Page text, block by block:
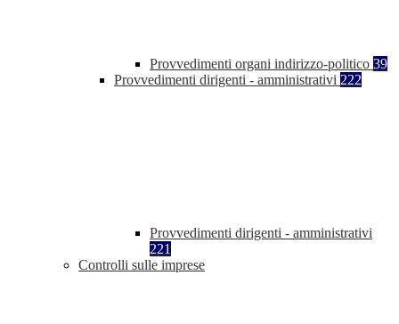
Provvedimenti organi indirizzo-politico 39
Provvedimenti dirigenti - amministrativi 222
Provvedimenti dirigenti - amministrativi
221
Controlli sulle imprese